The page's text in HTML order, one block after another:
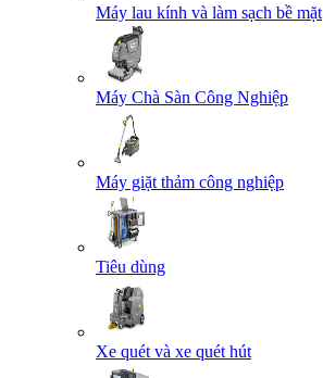
Máy lau kính và làm sạch bề mặt
Máy Chà Sàn Công Nghiệp
Máy giặt thảm công nghiệp
Tiêu dùng
Xe quét và xe quét hút